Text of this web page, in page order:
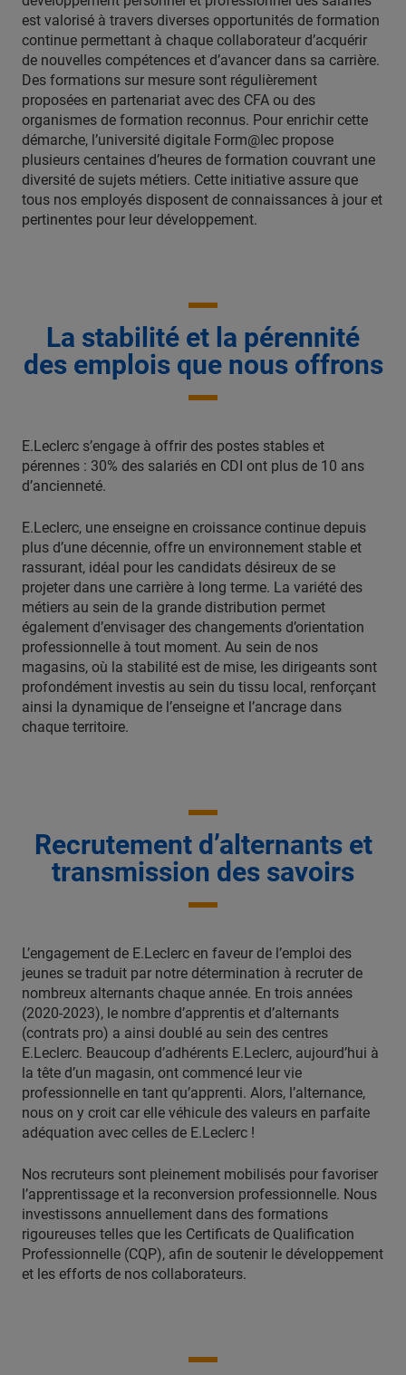
est valorisé à travers diverses opportunités de formation
continue permettant à chaque collaborateur d’acquérir
de nouvelles compétences et d’avancer dans sa carrière.
Des formations sur mesure sont régulièrement
proposées en partenariat avec des CFA ou des
organismes de formation reconnus. Pour enrichir cette
démarche, l’université digitale Form@lec propose
plusieurs centaines d’heures de formation couvrant une
diversité de sujets métiers. Cette initiative assure que
tous nos employés disposent de connaissances à jour et
pertinentes pour leur développement.
La stabilité et la pérennité
des emplois que nous offrons
E.Leclerc s’engage à offrir des postes stables et
pérennes : 30% des salariés en CDI ont plus de 10 ans
d’ancienneté.
E.Leclerc, une enseigne en croissance continue depuis
plus d’une décennie, offre un environnement stable et
rassurant, idéal pour les candidats désireux de se
projeter dans une carrière à long terme. La variété des
métiers au sein de la grande distribution permet
également d’envisager des changements d’orientation
professionnelle à tout moment. Au sein de nos
magasins, où la stabilité est de mise, les dirigeants sont
profondément investis au sein du tissu local, renforçant
ainsi la dynamique de l’enseigne et l’ancrage dans
chaque territoire.
Recrutement d’alternants et
transmission des savoirs
L’engagement de E.Leclerc en faveur de l’emploi des
jeunes se traduit par notre détermination à recruter de
nombreux alternants chaque année. En trois années
(2020-2023), le nombre d’apprentis et d’alternants
(contrats pro) a ainsi doublé au sein des centres
E.Leclerc. Beaucoup d’adhérents E.Leclerc, aujourd’hui à
la tête d’un magasin, ont commencé leur vie
professionnelle en tant qu’apprenti. Alors, l’alternance,
nous on y croit car elle véhicule des valeurs en parfaite
adéquation avec celles de E.Leclerc !
Nos recruteurs sont pleinement mobilisés pour favoriser
l’apprentissage et la reconversion professionnelle. Nous
investissons annuellement dans des formations
rigoureuses telles que les Certificats de Qualification
Professionnelle (CQP), afin de soutenir le développement
et les efforts de nos collaborateurs.